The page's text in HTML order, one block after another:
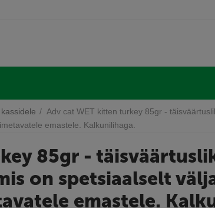
/ Adv cat WET kitten turkey 85gr -
emastele. Kalkunilihaga.
85gr -
on spetsiaalselt
emastele.